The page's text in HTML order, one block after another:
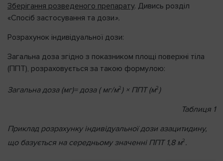
Зберігання розведеного препарату. Дивись розділ
«Спосіб застосування та дози».
Розрахунок індивідуальної дози:
Загальна доза згідно з показником площі поверхні тіла
(ППТ), розраховується за такою формулою:
Загальна доза (мг)= доза ( мг/м2) × ППТ (м2)
Таблиця 1
Приклад розрахунку індивідуальної дози азацитидину,
що базується на середньому значенні ППТ 1,8 м2.